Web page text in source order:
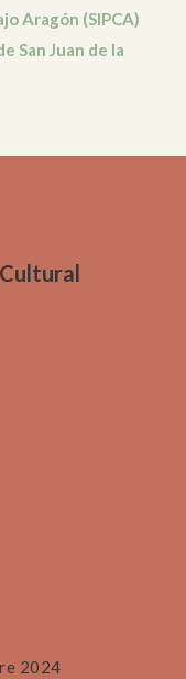
Aragón (SIPCA)
San Juan de la
2024